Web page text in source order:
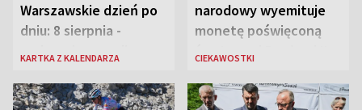
Warszawskie dzień po
dniu: 8 sierpnia -
rozbrzmiewa radio
„Antka Rozpylacza”
KARTKA Z KALENDARZA
narodowy wyemituje
monetę poświęconą
św. Janowi Pawłowi II
CIEKAWOSTKI